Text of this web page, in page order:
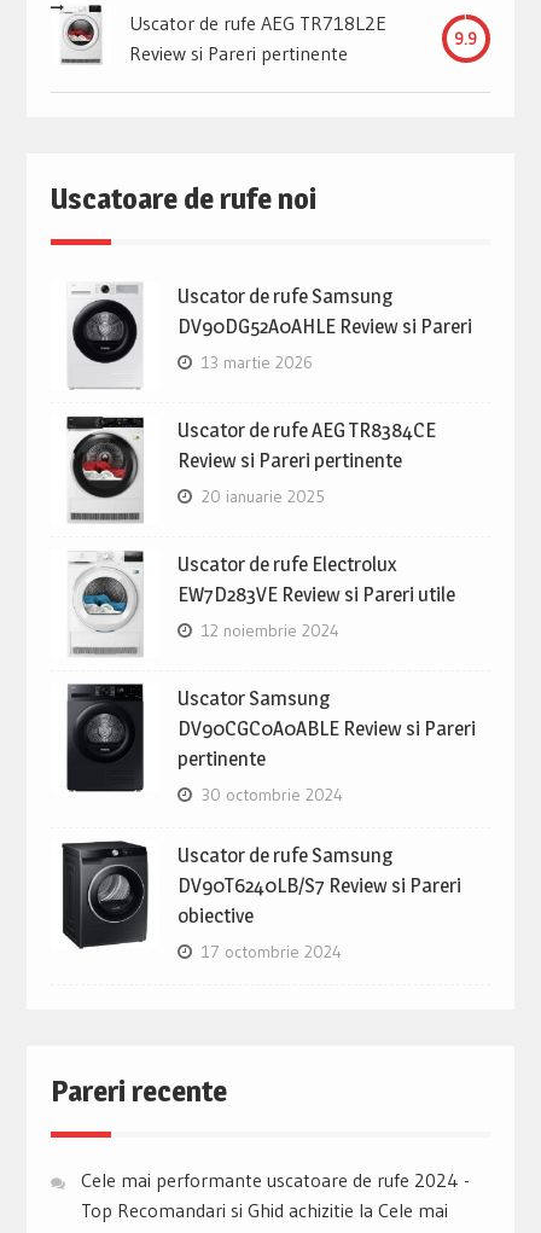
Uscator de rufe AEG TR718L2E
Review si Pareri pertinente
9.9
Uscatoare de rufe noi
Uscator de rufe Samsung
DV90DG52A0AHLE Review si Pareri
13 martie 2026
Uscator de rufe AEG TR8384CE
Review si Pareri pertinente
20 ianuarie 2025
Uscator de rufe Electrolux
EW7D283VE Review si Pareri utile
12 noiembrie 2024
Uscator Samsung
DV90CGC0A0ABLE Review si Pareri
pertinente
30 octombrie 2024
Uscator de rufe Samsung
DV90T6240LB/S7 Review si Pareri
obiective
17 octombrie 2024
Pareri recente
Cele mai performante uscatoare de rufe 2024 -
Top Recomandari si Ghid achizitie la Cele mai